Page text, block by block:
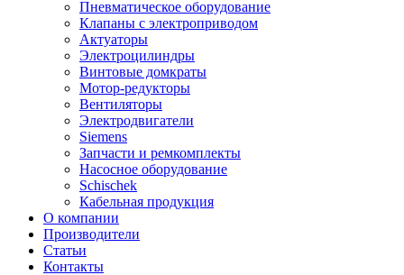
Пневматическое оборудование
Клапаны с электроприводом
Актуаторы
Электроцилиндры
Винтовые домкраты
Мотор-редукторы
Вентиляторы
Электродвигатели
Siemens
Запчасти и ремкомплекты
Насосное оборудование
Schischek
Кабельная продукция
О компании
Производители
Статьи
Контакты